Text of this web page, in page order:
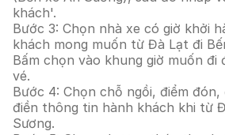
khách'.
Bước 3: Chọn nhà xe có giờ khởi
khách mong muốn từ Đà Lạt đi
Bấm chọn vào khung giờ muốn đi
vé.
Bước 4: Chọn chỗ ngồi, điểm
điền thông tin hành khách khi từ
Sương.